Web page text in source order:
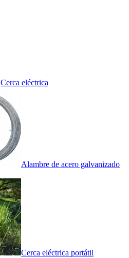
Cerca eléctrica
Alambre de acero galvanizado
Cerca eléctrica portátil